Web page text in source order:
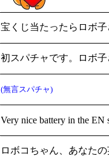
宝くじ当たったらロボ
初スパチャです。ロボ
(無言スパチャ)
Very nice battery in the EN
ロボコちゃん、あなた